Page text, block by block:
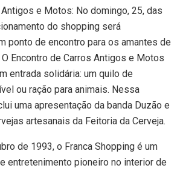
e Motos: No domingo, 25, das
do shopping será
ponto de encontro para os amantes de
Encontro de Carros Antigos e Motos
entrada solidária: um quilo de
ou ração para animais. Nessa
uma apresentação da banda Duzão e
artesanais da Feitoria da Cerveja.
de 1993, o Franca Shopping é um
entretenimento pioneiro no interior de